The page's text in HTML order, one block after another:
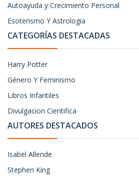
Autoayuda y Crecimiento Personal
Esoterismo Y Astrologia
CATEGORÍAS DESTACADAS
Harry Potter
Género Y Feminismo
Libros Infantiles
Divulgacion Cientifica
AUTORES DESTACADOS
Isabel Allende
Stephen King